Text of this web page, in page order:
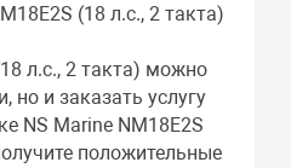
(18 л.с., 2 такта)
л.с., 2 такта) можно
но и заказать услугу
NS Marine NM18E2S
положительные